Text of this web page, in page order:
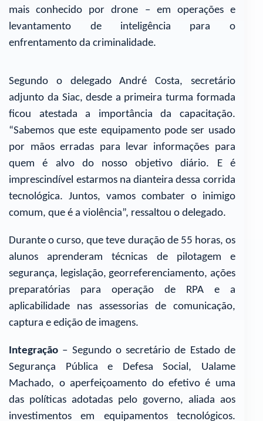
mais conhecido por drone – em operações e
levantamento de inteligência para o
enfrentamento da criminalidade.
Segundo o delegado André Costa, secretário
adjunto da Siac, desde a primeira turma formada
ficou atestada a importância da capacitação.
“Sabemos que este equipamento pode ser usado
por mãos erradas para levar informações para
quem é alvo do nosso objetivo diário. E é
imprescindível estarmos na dianteira dessa corrida
tecnológica. Juntos, vamos combater o inimigo
comum, que é a violência”, ressaltou o delegado.
Durante o curso, que teve duração de 55 horas, os
alunos aprenderam técnicas de pilotagem e
segurança, legislação, georreferenciamento, ações
preparatórias para operação de RPA e a
aplicabilidade nas assessorias de comunicação,
captura e edição de imagens.
Integração – Segundo o secretário de Estado de
Segurança Pública e Defesa Social, Ualame
Machado, o aperfeiçoamento do efetivo é uma
das políticas adotadas pelo governo, aliada aos
investimentos em equipamentos tecnológicos.